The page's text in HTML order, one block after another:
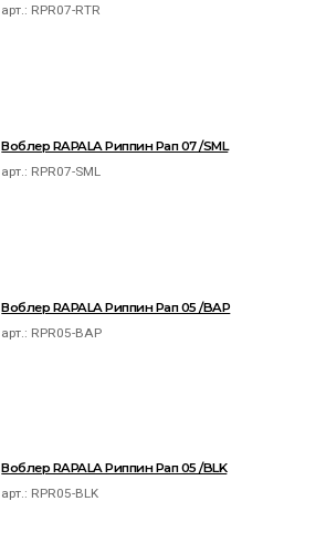
арт.: RPR07-RTR
Воблер RAPALA Риппин Рап 07 /SML
арт.: RPR07-SML
Воблер RAPALA Риппин Рап 05 /BAP
арт.: RPR05-BAP
Воблер RAPALA Риппин Рап 05 /BLK
арт.: RPR05-BLK